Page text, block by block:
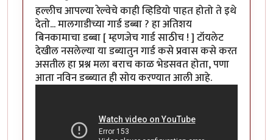
हल्लीच आपल्या रेल्वेचे काही व्हिडियो पाहत होतो ते इथे
देतो... मालगाडीच्या गार्ड डब्बा ? हा अतिशय
बिनकामाचा डब्बा [ म्हणजेच गार्ड साठीच ! ] टॉयलेट
देखील नसलेल्या या डब्यातुन गार्ड कसे प्रवास कसे करत
असतील हा प्रश्न मला बराच काळ भेडसवत होता, पणा
आता नविन डब्ब्यात ही सोय करण्यात आली आहे.